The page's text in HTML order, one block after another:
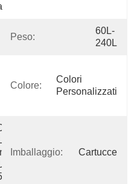
Peso:
60L-
240L
Colore:
Colori
Personalizzati
Inferiore O
A
Mm
Imballaggio: Cartucce